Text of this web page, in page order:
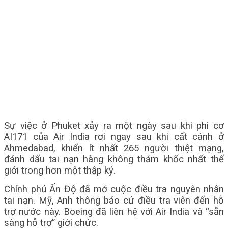
Sự việc ở Phuket xảy ra một ngày sau khi phi cơ
AI171 của Air India rơi ngay sau khi cất cánh ở
Ahmedabad, khiến ít nhất 265 người thiệt mạng,
đánh dấu tai nạn hàng không thảm khốc nhất thế
giới trong hơn một thập kỷ.
Chính phủ Ấn Độ đã mở cuộc điều tra nguyên nhân
tai nạn. Mỹ, Anh thông báo cử điều tra viên đến hỗ
trợ nước này. Boeing đã liên hệ với Air India và “sẵn
sàng hỗ trợ” giới chức.